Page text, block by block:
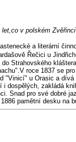
let,co v polském
a literární
Řečici u
Strahovského
roce 1837 se
"Vinicí" u Orasic a
dospělých, zakládá
Snad pro své dobré
pamětní desku na